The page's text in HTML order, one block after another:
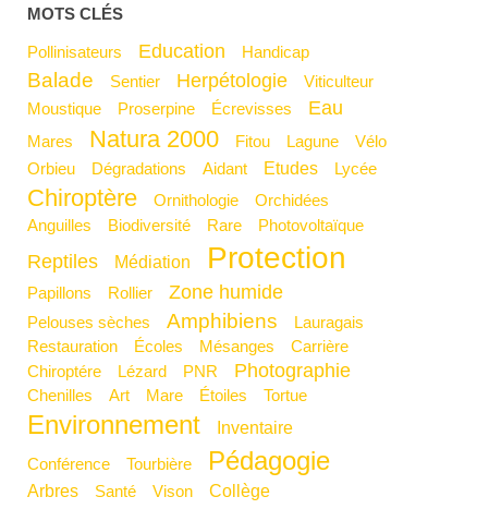
MOTS CLÉS
Pollinisateurs Education Handicap
Balade Sentier Herpétologie
Viticulteur
Moustique
Proserpine Écrevisses Eau
Mares Natura 2000 Fitou Lagune
Vélo
Orbieu
Dégradations Aidant Etudes Lycée
Chiroptère Ornithologie
Orchidées
Anguilles
Biodiversité Rare Photovoltaïque
Reptiles Médiation Protection
Papillons Rollier Zone humide
Pelouses sèches Amphibiens
Lauragais
Restauration
Écoles Mésanges
Carrière
Chiroptére
Lézard PNR Photographie
Chenilles Art mare Étoiles Tortue
Environnement Inventaire
Conférence Tourbière Pédagogie
Arbres Santé Vison Collège